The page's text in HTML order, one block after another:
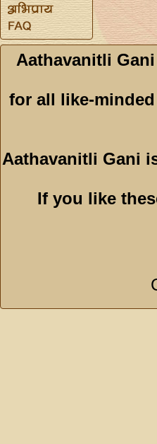
Aathavanitli
for all like-
Aathavanitli Gani
If you like